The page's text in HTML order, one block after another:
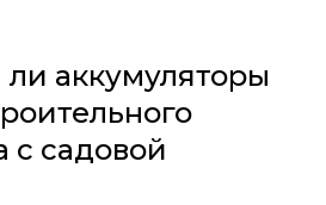
аккумуляторы
с садовой